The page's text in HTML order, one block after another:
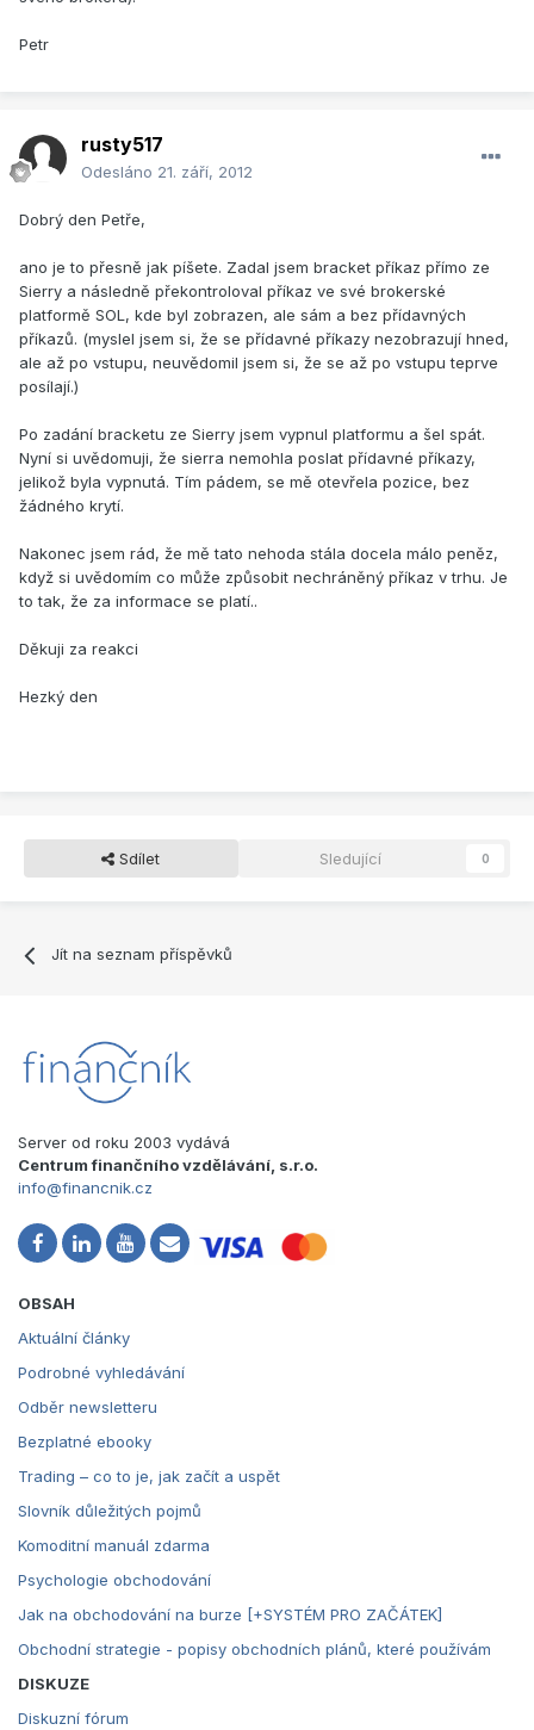
Petr
rusty517
Odesláno 21. září, 2012
Dobrý den Petře,
ano je to přesně jak píšete. Zadal jsem bracket příkaz přímo ze
Sierry a následně překontroloval příkaz ve své brokerské
platformě SOL, kde byl zobrazen, ale sám a bez přídavných
příkazů. (myslel jsem si, že se přídavné příkazy nezobrazují hned,
ale až po vstupu, neuvědomil jsem si, že se až po vstupu teprve
posílají.)
Po zadání bracketu ze Sierry jsem vypnul platformu a šel spát.
Nyní si uvědomuji, že sierra nemohla poslat přídavné příkazy,
jelikož byla vypnutá. Tím pádem, se mě otevřela pozice, bez
žádného krytí.
Nakonec jsem rád, že mě tato nehoda stála docela málo peněz,
když si uvědomím co může způsobit nechráněný příkaz v trhu. Je
to tak, že za informace se platí..
Děkuji za reakci
Hezký den
Sdílet Sledující 0
Jít na seznam příspěvků
Server od roku 2003 vydává
Centrum finančního vzdělávání, s.r.o.
info@financnik.cz
OBSAH
Aktuální články
Podrobné vyhledávání
Odběr newsletteru
Bezplatné ebooky
Trading – co to je, jak začít a uspět
Slovník důležitých pojmů
Komoditní manuál zdarma
Psychologie obchodování
Jak na obchodování na burze [+SYSTÉM PRO ZAČÁTEK]
Obchodní strategie - popisy obchodních plánů, které používám
DISKUZE
Diskuzní fórum